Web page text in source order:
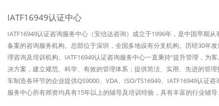
IATF16949认证中心
IATF16949认证咨询服务中心（安信达咨询）成立于1996年，是中国早期
备案的咨询服务机构。总部位于深圳，全国多地设有分支机构。历经30年
理咨询及培训机构。IATF16949认证咨询服务中心一直秉持“提升管理，为
决方案，建立规范、科学、有效的管理体系；提供简洁、实用、先进的管
车制造各环节的企业提供QS9000、VDA、ISO/TS16949、IATF16949认证
服务中心所有师资均具有15年以上的辅导及培训经验，具有丰富的行业辅